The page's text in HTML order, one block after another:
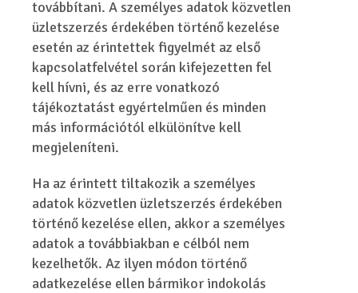
továbbítani. A személyes adatok közvetlen
üzletszerzés érdekében történő kezelése
esetén az érintettek figyelmét az első
kapcsolatfelvétel során kifejezetten fel
kell hívni, és az erre vonatkozó
tájékoztatást egyértelműen és minden
más információtól elkülönítve kell
megjeleníteni.
Ha az érintett tiltakozik a személyes
adatok közvetlen üzletszerzés érdekében
történő kezelése ellen, akkor a személyes
adatok a továbbiakban e célból nem
kezelhetők. Az ilyen módon történő
adatkezelése ellen bármikor indokolás